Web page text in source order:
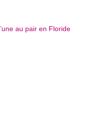
au pair en Floride